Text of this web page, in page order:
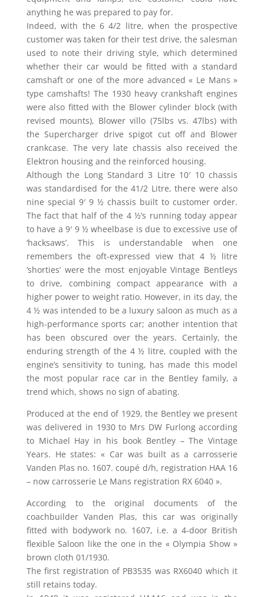
anything he was prepared to pay for.
Indeed, with the 6 4/2 litre, when the prospective
customer was taken for their test drive, the salesman
used to note their driving style, which determined
whether their car would be fitted with a standard
camshaft or one of the more advanced « Le Mans »
type camshafts! The 1930 heavy crankshaft engines
were also fitted with the Blower cylinder block (with
revised mounts), Blower villo (75lbs vs. 47lbs) with
the Supercharger drive spigot cut off and Blower
crankcase. The very late chassis also received the
Elektron housing and the reinforced housing.
Although the Long Standard 3 Litre 10′ 10 chassis
was standardised for the 41/2 Litre, there were also
nine special 9′ 9 ½ chassis built to customer order.
The fact that half of the 4 ½’s running today appear
to have a 9′ 9 ½ wheelbase is due to excessive use of
‘hacksaws’. This is understandable when one
remembers the oft-expressed view that 4 ½ litre
‘shorties’ were the most enjoyable Vintage Bentleys
to drive, combining compact appearance with a
higher power to weight ratio. However, in its day, the
4 ½ was intended to be a luxury saloon as much as a
high-performance sports car; another intention that
has been obscured over the years. Certainly, the
enduring strength of the 4 ½ litre, coupled with the
engine’s sensitivity to tuning, has made this model
the most popular race car in the Bentley family, a
trend which, shows no sign of abating.
Produced at the end of 1929, the Bentley we present
was delivered in 1930 to Mrs DW Furlong according
to Michael Hay in his book Bentley – The Vintage
Years. He states: « Car was built as a carrosserie
Vanden Plas no. 1607. coupé d/h, registration HAA 16
– now carrosserie Le Mans registration RX 6040 ».
According to the original documents of the
coachbuilder Vanden Plas, this car was originally
fitted with bodywork no. 1607, i.e. a 4-door British
flexible Saloon like the one in the « Olympia Show »
brown cloth 01/1930.
The first registration of PB3535 was RX6040 which it
still retains today.